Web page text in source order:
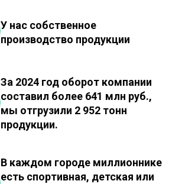
У нас собственное
производство продукции
За 2024 год оборот компании
составил более 641 млн руб.,
мы отгрузили 2 952 тонн
продукции.
В каждом городе миллионнике
есть спортивная, детская или